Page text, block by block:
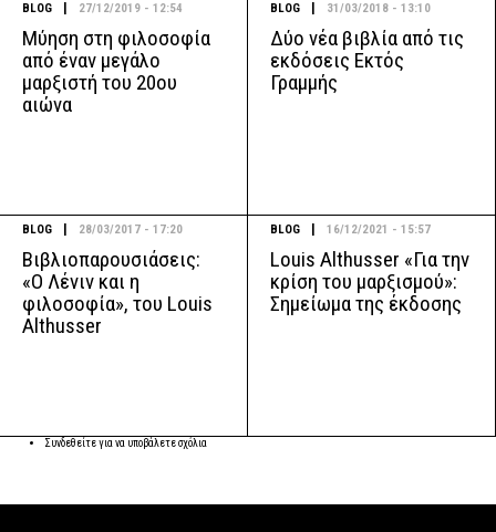
BLOG 27/12/2019 - 12:54
Μύηση στη φιλοσοφία
από έναν μεγάλο
μαρξιστή του 20ου
αιώνα
BLOG 31/03/2018 - 13:10
Δύο νέα βιβλία από τις
εκδόσεις Εκτός
Γραμμής
BLOG 28/03/2017 - 17:20
Βιβλιοπαρουσιάσεις:
«Ο Λένιν και η
φιλοσοφία», του Louis
Althusser
BLOG 16/12/2021 - 15:57
Louis Althusser «Για την
κρίση του μαρξισμού»:
Σημείωμα της έκδοσης
Συνδεθείτεγια να υποβάλετε σχόλια